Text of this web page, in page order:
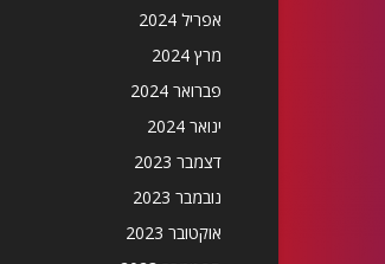
אפריל 2024
מרץ 2024
פברואר 2024
ינואר 2024
דצמבר 2023
נובמבר 2023
אוקטובר 2023